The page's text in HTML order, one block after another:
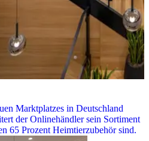
Marktplatzes in Deutschland
der Onlinehändler sein Sortiment
65 Prozent Heimtierzubehör sind.